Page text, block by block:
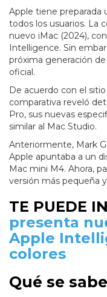
Apple tiene preparada
todos los usuarios. La
nuevo iMac (2024),
Intelligence. Sin
próxima generación
oficial.
De acuerdo con el
comparativa reveló
Pro, sus nuevas
similar al Mac Studio.
Anteriormente, Mark
Apple apuntaba a un
Mac mini M4. Ahora,
versión más pequeña
TE PUEDE
presenta
Apple
colores
Qué se